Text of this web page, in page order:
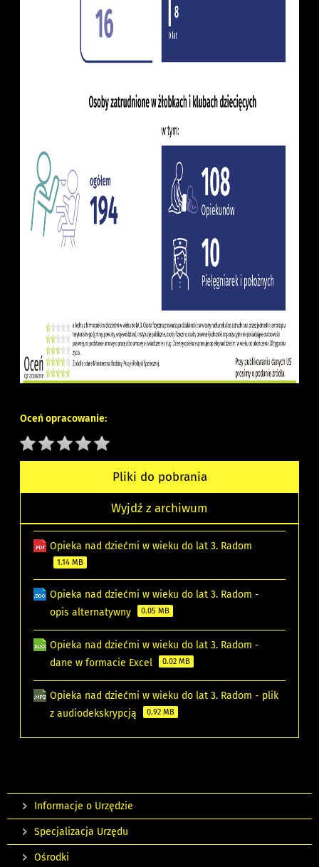
Oceń opracowanie:
Pliki do pobrania
Wyjdź z archiwum
Opieka nad dziećmi w wieku do lat 3. Radom
1.14 MB
Opieka nad dziećmi w wieku do lat 3. Radom -
opis alternatywny
0.05 MB
Opieka nad dziećmi w wieku do lat 3. Radom -
dane w formacie Excel
0.02 MB
Opieka nad dziećmi w wieku do lat 3. Radom - plik
z audiodekskrypcją
0.92 MB
Informacje o Urzędzie
Specjalizacja Urzędu
Ośrodki